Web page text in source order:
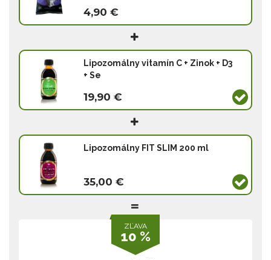
4,90 €
Lipozomálny vitamín C + Zinok + D3
+ Se
19,90 €
Lipozomálny FIT SLIM 200 ml
35,00 €
ZĽAVA
10 %